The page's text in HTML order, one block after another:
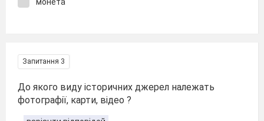
Запитання 3
До якого виду історичних джерел належать
фотографії, карти, відео ?